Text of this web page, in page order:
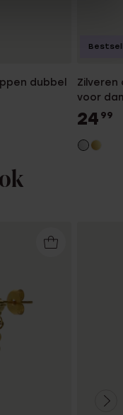
dubbel
voor
24 99